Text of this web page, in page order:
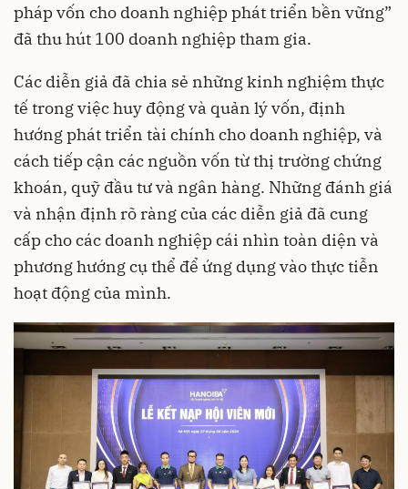
pháp vốn cho doanh nghiệp phát triển bền vững”
đã thu hút 100 doanh nghiệp tham gia.
Các diễn giả đã chia sẻ những kinh nghiệm thực
tế trong việc huy động và quản lý vốn, định
hướng phát triển tài chính cho doanh nghiệp, và
cách tiếp cận các nguồn vốn từ thị trường chứng
khoán, quỹ đầu tư và ngân hàng. Những đánh giá
và nhận định rõ ràng của các diễn giả đã cung
cấp cho các doanh nghiệp cái nhìn toàn diện và
phương hướng cụ thể để ứng dụng vào thực tiễn
hoạt động của mình.